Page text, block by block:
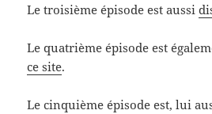
Le troisième épisode est aussi
Le quatrième épisode est
ce site.
Le cinquième épisode est, lui